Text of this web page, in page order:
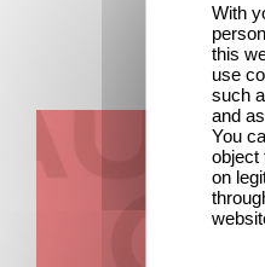
With
this
use
such
and
You
object
on